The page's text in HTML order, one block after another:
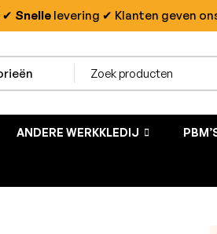
✔ Snelle levering ✔ Klanten geven
ANDERE WERKKLEDIJ